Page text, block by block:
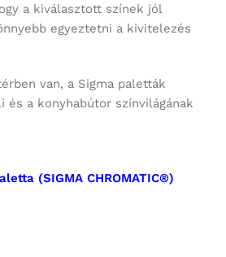
a kiválasztott színek jól
egyeztetni a kivitelezés
van, a Sigma paletták
és a konyhabútor színvilágának
(SIGMA CHROMATIC®)